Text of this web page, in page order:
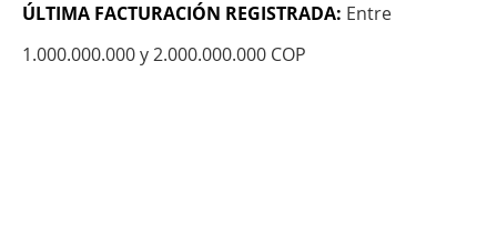
ÚLTIMA FACTURACIÓN REGISTRADA: Entre
1.000.000.000 y 2.000.000.000 COP